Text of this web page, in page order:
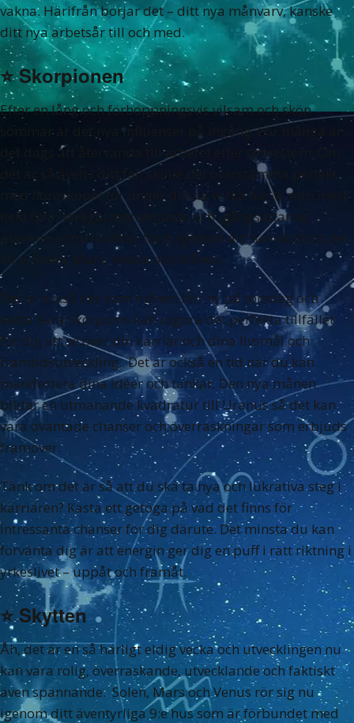
vakna. Härifrån börjar det – ditt nya månvarv, kanske
ditt nya arbetsår till och med.
⭐️Skorpionen
Efter en lång och förhoppningsvis vilsam och skön
sommar är det nya influenser på ingång. För många är
det dags att återvända till arbetet efter semestern. Om
det är så även i ditt fall skulle det överstämma perfekt
med horoskopet för under denna vecka har vi som mest
hela fyra härliga, motiverande och igångsättande
planeter som dundrar fram igenom ditt karriärshus det
10:e. Solen, Mars, Venus och Månen.
Det är också här som månen blir ny på torsdag och
detta kära Skorpions kan utgöra det perfekta tillfället
för dig att se över din karriär och dina livsmål och
framtidsutveckling.. Det är också en tid när du kan
manifestera dina idéer och tankar. Den nya månen
bildar en utmanande kvadratur till Uranus så det kan
vara oväntade chanser och överraskningar som erbjuds
framöver.
Tänk om det är så att du ska ta nya och lukrativa steg i
karriären? Kasta ett getöga på vad det finns för
intressanta chanser för dig därute. Det minsta du kan
förvänta dig är att energin ger dig en puff i rätt riktning i
yrkeslivet – uppåt och framåt.
⭐️Skytten
Åh, det är en så härligt eldig vecka och utvecklingen nu
kan vara rolig, överraskande, utvecklande och faktiskt
även spännande. Solen, Mars och Venus rör sig nu
igenom ditt äventyrliga 9:e hus som är förbundet med